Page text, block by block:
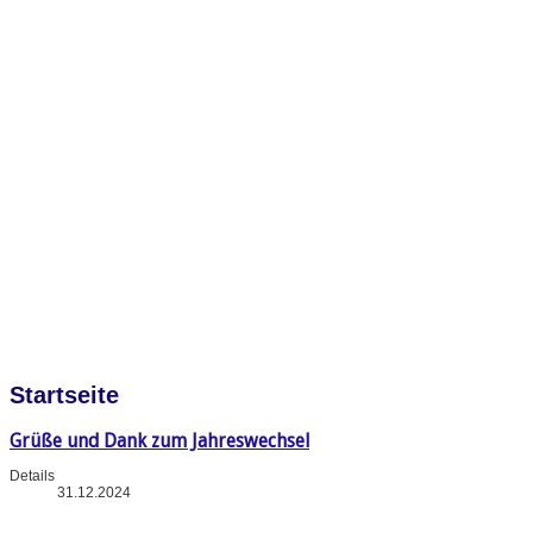
Startseite
Grüße und Dank zum Jahreswechsel
Details
31.12.2024